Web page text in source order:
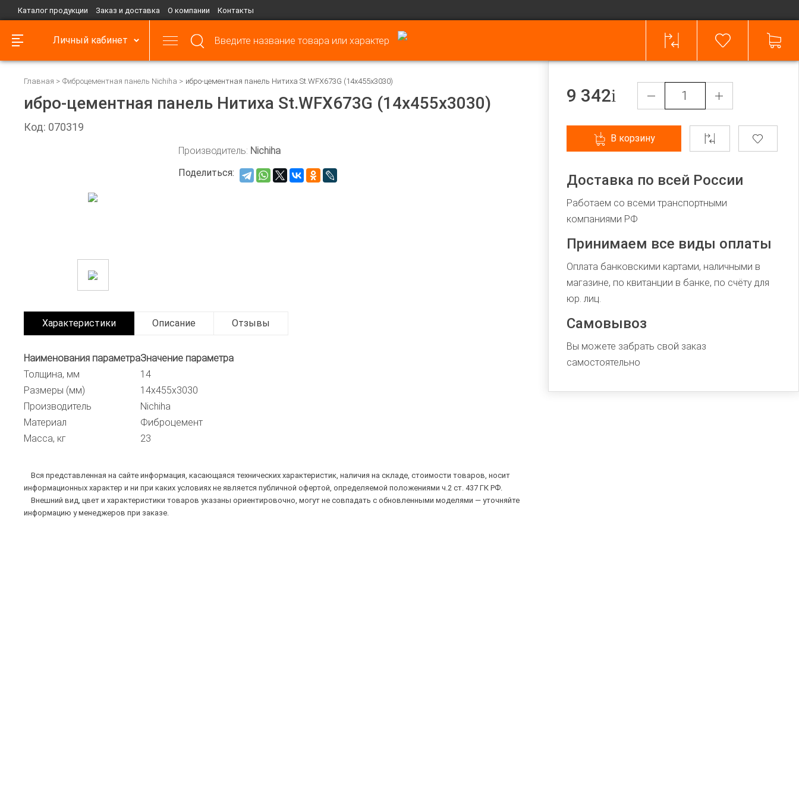
Каталог продукции Заказ и доставка О компании Контакты
Личный кабинет
Главная Фиброцементная панель Nichiha ибро-цементная панель Нитиха St.WFX673G (14х455х3030)
ибро-цементная панель Нитиха St.WFX673G (14х455х3030)
Код: 070319
Производитель: Nichiha
Поделиться:
Характеристики Описание Отзывы
Наименования параметраЗначение параметра
Толщина, мм
14
Размеры (мм)
14х455х3030
Производитель
Nichiha
Материал
Фиброцемент
Масса, кг
23
Вся представленная на сайте информация, касающаяся технических характеристик, наличия на складе, стоимости товаров, носит
информационных характер и ни при каких условиях не является публичной офертой, определяемой положениями ч.2 ст. 437 ГК РФ.
Внешний вид, цвет и характеристики товаров указаны ориентировочно, могут не совпадать с обновленными моделями — уточняйте
информацию у менеджеров при заказе.
9 342
В корзину
Доставка по всей России
Работаем со всеми транспортными
компаниями РФ
Принимаем все виды оплаты
Оплата банковскими картами, наличными в
магазине, по квитанции в банке, по счёту для
юр. лиц.
Самовывоз
Вы можете забрать свой заказ
самостоятельно